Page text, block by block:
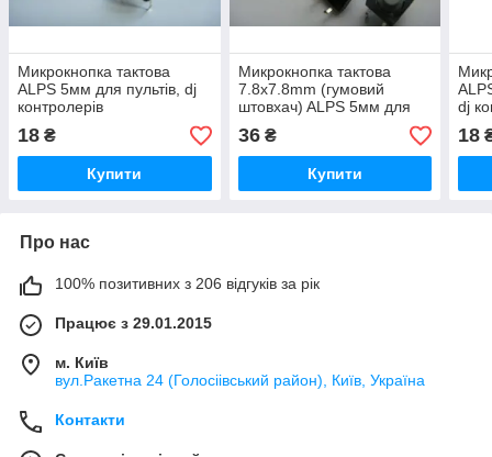
Микрокнопка тактова
ALPS 5мм для пультів, dj
контролерів
18 ₴
Купити
Микрокнопка тактова
7.8x7.8mm (гумовий
штовхач) ALPS 5мм для
пультів, dj контролерів
36₴
Купити
dj
18
Про нас
100% позитивних з 206 відгуків за рік
Працює з 29.01.2015
м. Київ
вул.Ракетна 24 (Голосіівський район), Київ, Україна
Контакти